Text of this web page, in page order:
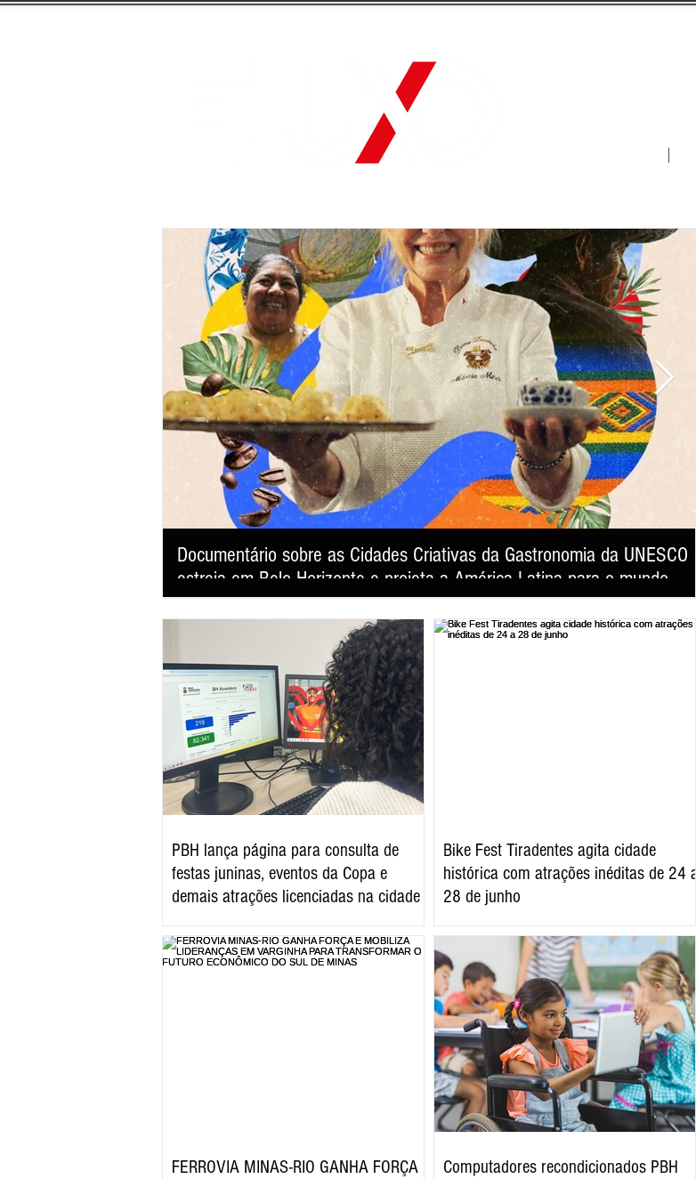
PBH lança página para consulta de
festas juninas, eventos da Copa e
demais atrações licenciadas na cidade
Bike Fest Tiradentes agita cidade
histórica com atrações inéditas de 24 a
28 de junho
FERROVIA MINAS-RIO GANHA FORÇA E
Computadores recondicionados PBH
Documentário sobre as Cidades Criativas da Gastronomia da UNESCO
estreia em Belo Horizonte e projeta a América Latina para o mundo
revelando como a gastronomia se tornou uma poderosa ferramenta de preservação cultural,
desenvolvimento sustentável e fortalecimento da identidade dos povos latino-americanos.